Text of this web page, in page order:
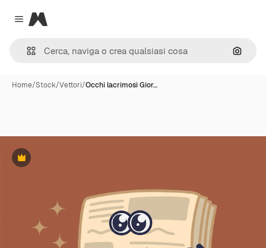
Close menu
Magnific
Cerca
Home/Stock/Vettori/Occhi lacrimosi Gior…
Premium